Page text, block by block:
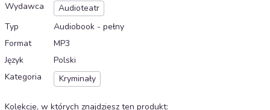
Wydawca
Audioteatr
Typ
Audiobook - pełny
Format
MP3
Język
Polski
Kategoria
Kryminały
Kolekcje, w których znajdziesz ten produkt: